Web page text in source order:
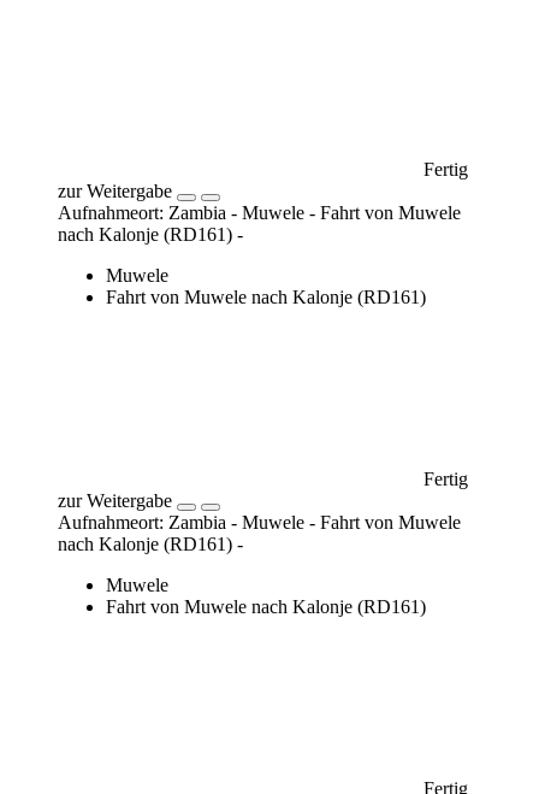
Aufnahmeort: Zambia - Muwele - Fahrt von Muwele
Muwele
zur Weitergabe
Aufnahmeort: Zambia - Muwele - Fahrt von Muwele
Muwele